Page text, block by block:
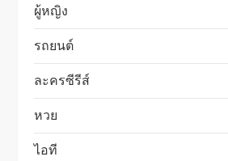
ผู้หญิง
รถยนต์
ละครซีรีส์
หวย
ไอที